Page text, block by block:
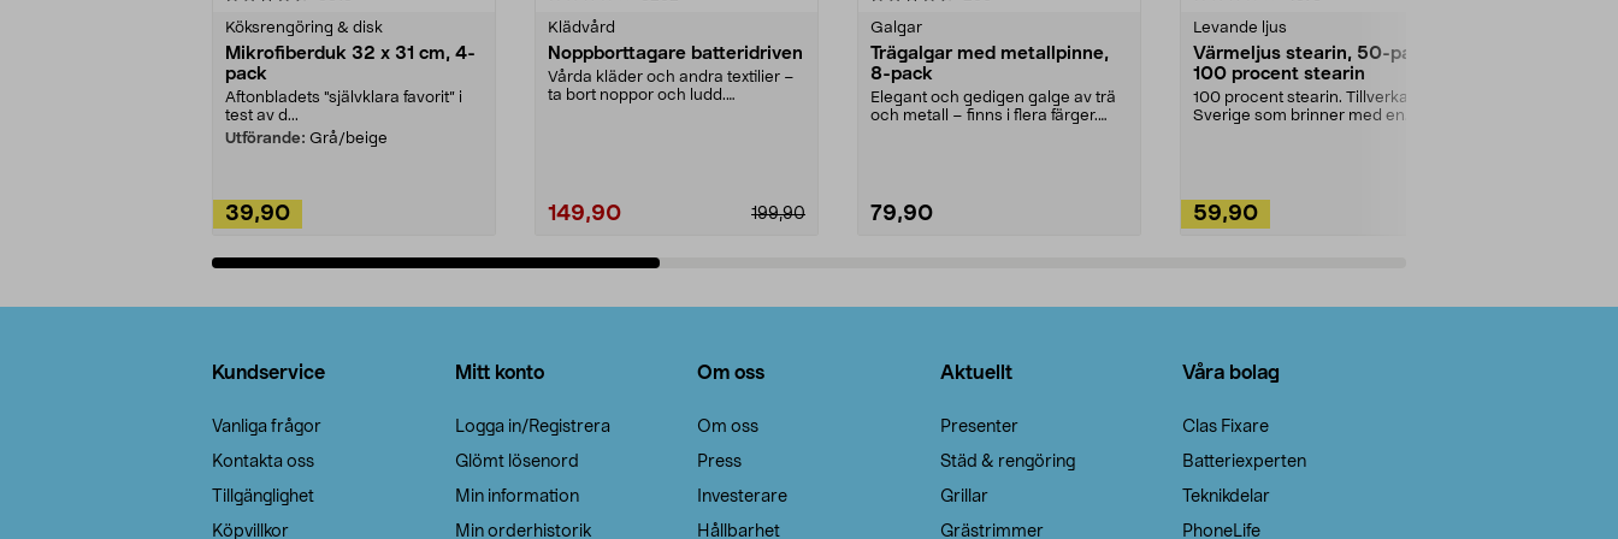
Köksrengöring & disk
Mikrofiberduk 32 x 31 cm, 4-
pack
Aftonbladets "självklara favorit” i
test av d...
Utförande: Grå/beige
39,90
Klädvård
Noppborttagare batteridriven
Vårda kläder och andra textilier –
ta bort noppor och ludd.
199,90
149,90
Galgar
Trägalgar med metallpinne,
8-pack
Elegant och gedigen galge av trä
och metall – finns i flera färger.
79,90
Levande ljus
Värmeljus stearin, 50-pack,
100 procent stearin
100 procent stearin. Tillverkade i
Sverige som brinner med en
59,90
Kundservice
Vanliga frågor
Kontakta oss
Tillgänglighet
Köpvillkor
Mitt konto
Logga in/Registrera
Glömt lösenord
Min information
Min orderhistorik
Om oss
Om oss
Press
Investerare
Hållbarhet
Aktuellt
Presenter
Städ & rengöring
Grillar
Grästrimmer
Våra bolag
Clas Fixare
Batteriexperten
Teknikdelar
PhoneLife